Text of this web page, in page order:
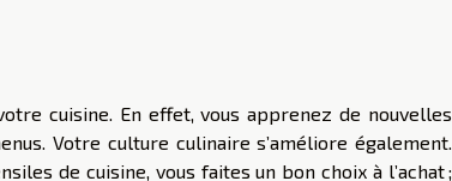
cuisine. En effet, vous apprenez de nouvelles
Votre culture culinaire s’améliore également.
de cuisine, vous faites un bon choix à l’achat ;